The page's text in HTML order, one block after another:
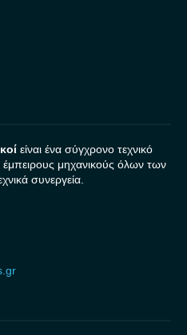
είναι ένα σύγχρονο τεχνικό
μηχανικούς όλων των
συνεργεία.